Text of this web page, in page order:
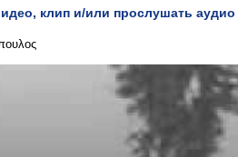
клип и/или прослушать аудио